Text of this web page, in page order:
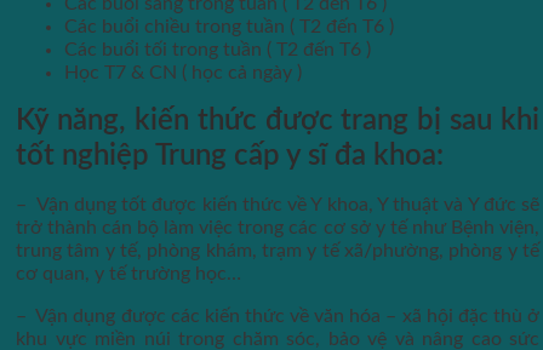
Các buổi chiều trong tuần ( T2 đến T6 )
Các buổi tối trong tuần ( T2 đến T6 )
Học T7 & CN ( học cả ngày )
Kỹ năng, kiến thức được trang bị sau khi
tốt nghiệp Trung cấp y sĩ đa khoa:
– Vận dụng tốt được kiến thức về Y khoa, Y thuật và Y đức sẽ
trở thành cán bộ làm việc trong các cơ sở y tế như Bệnh viện,
trung tâm y tế, phòng khám, trạm y tế xã/phường, phòng y tế
cơ quan, y tế trường học…
– Vận dụng được các kiến thức về văn hóa – xã hội đặc thù ở
khu vực miền núi trong chăm sóc, bảo vệ và nâng cao sức